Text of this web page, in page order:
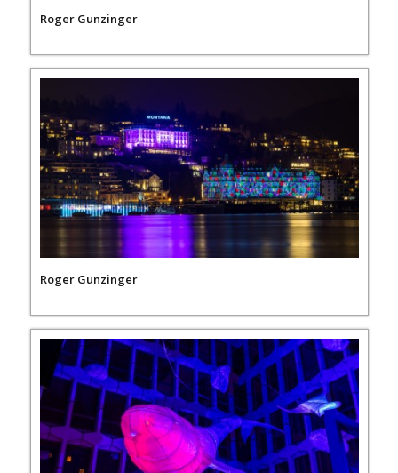
Roger Gunzinger
Roger Gunzinger